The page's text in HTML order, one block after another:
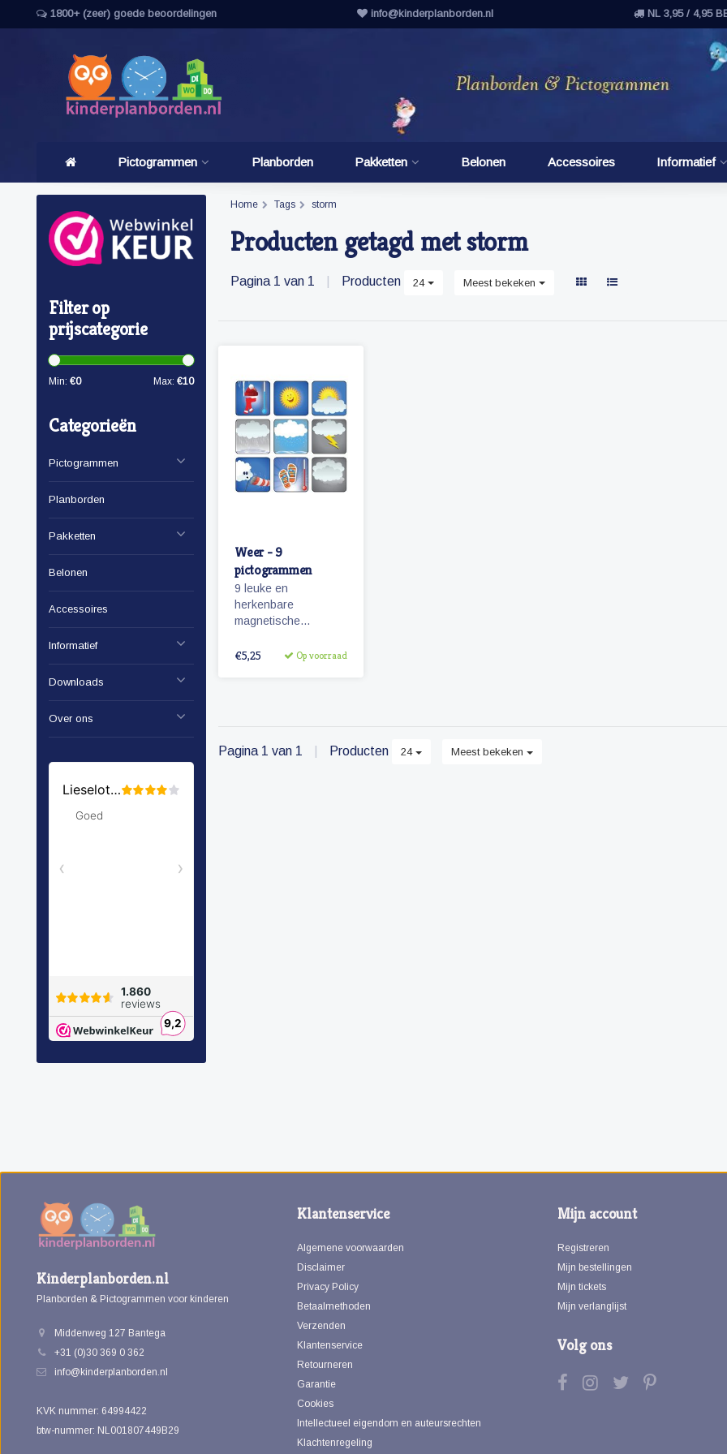
1800+ (zeer) goede beoordelingen info@kinderplanborden.nl NL 3,95 / 4,95
Pictogrammen Planborden Pakketten Belonen Accessoires Informatief
Filter op
prijscategorie
Min: €0 Max: €10
Categorieën
Pictogrammen
Planborden
Pakketten
Belonen
Accessoires
Informatief
Downloads
Over ons
Home Tags storm
Producten getagd met storm
Pagina 1 van 1 Producten 24 Meest bekeken
Weer - 9
pictogrammen
9 leuke en
herkenbare
magnetische
het weer.
€5,25 Op voorraad
Pagina 1 van 1 Producten 24 Meest bekeken
Kinderplanborden.nl
Planborden & Pictogrammen voor kinderen
Middenweg 127 Bantega
+31 (0)30 369 0 362
info@kinderplanborden.nl
KVK nummer: 64994422
btw-nummer: NL001807449B29
Klantenservice
Algemene voorwaarden
Disclaimer
Privacy Policy
Betaalmethoden
Verzenden
Klantenservice
Retourneren
Garantie
Cookies
Intellectueel eigendom en auteursrechten
Klachtenregeling
Mijn account
Registreren
Mijn bestellingen
Mijn tickets
Mijn verlanglijst
Volg ons